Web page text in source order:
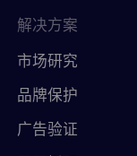
解决方案
市场研究
品牌保护
广告验证